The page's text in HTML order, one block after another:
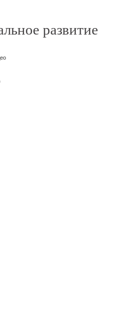
развитие